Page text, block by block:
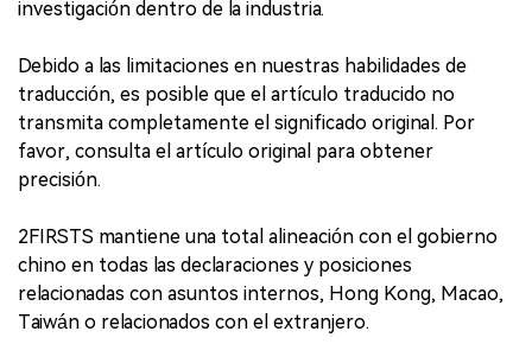
investigación dentro de la industria.
Debido a las limitaciones en nuestras habilidades de
traducción, es posible que el artículo traducido no
transmita completamente el significado original. Por
favor, consulta el artículo original para obtener
precisión.
2FIRSTS mantiene una total alineación con el gobierno
chino en todas las declaraciones y posiciones
relacionadas con asuntos internos, Hong Kong, Macao,
Taiwán o relacionados con el extranjero.